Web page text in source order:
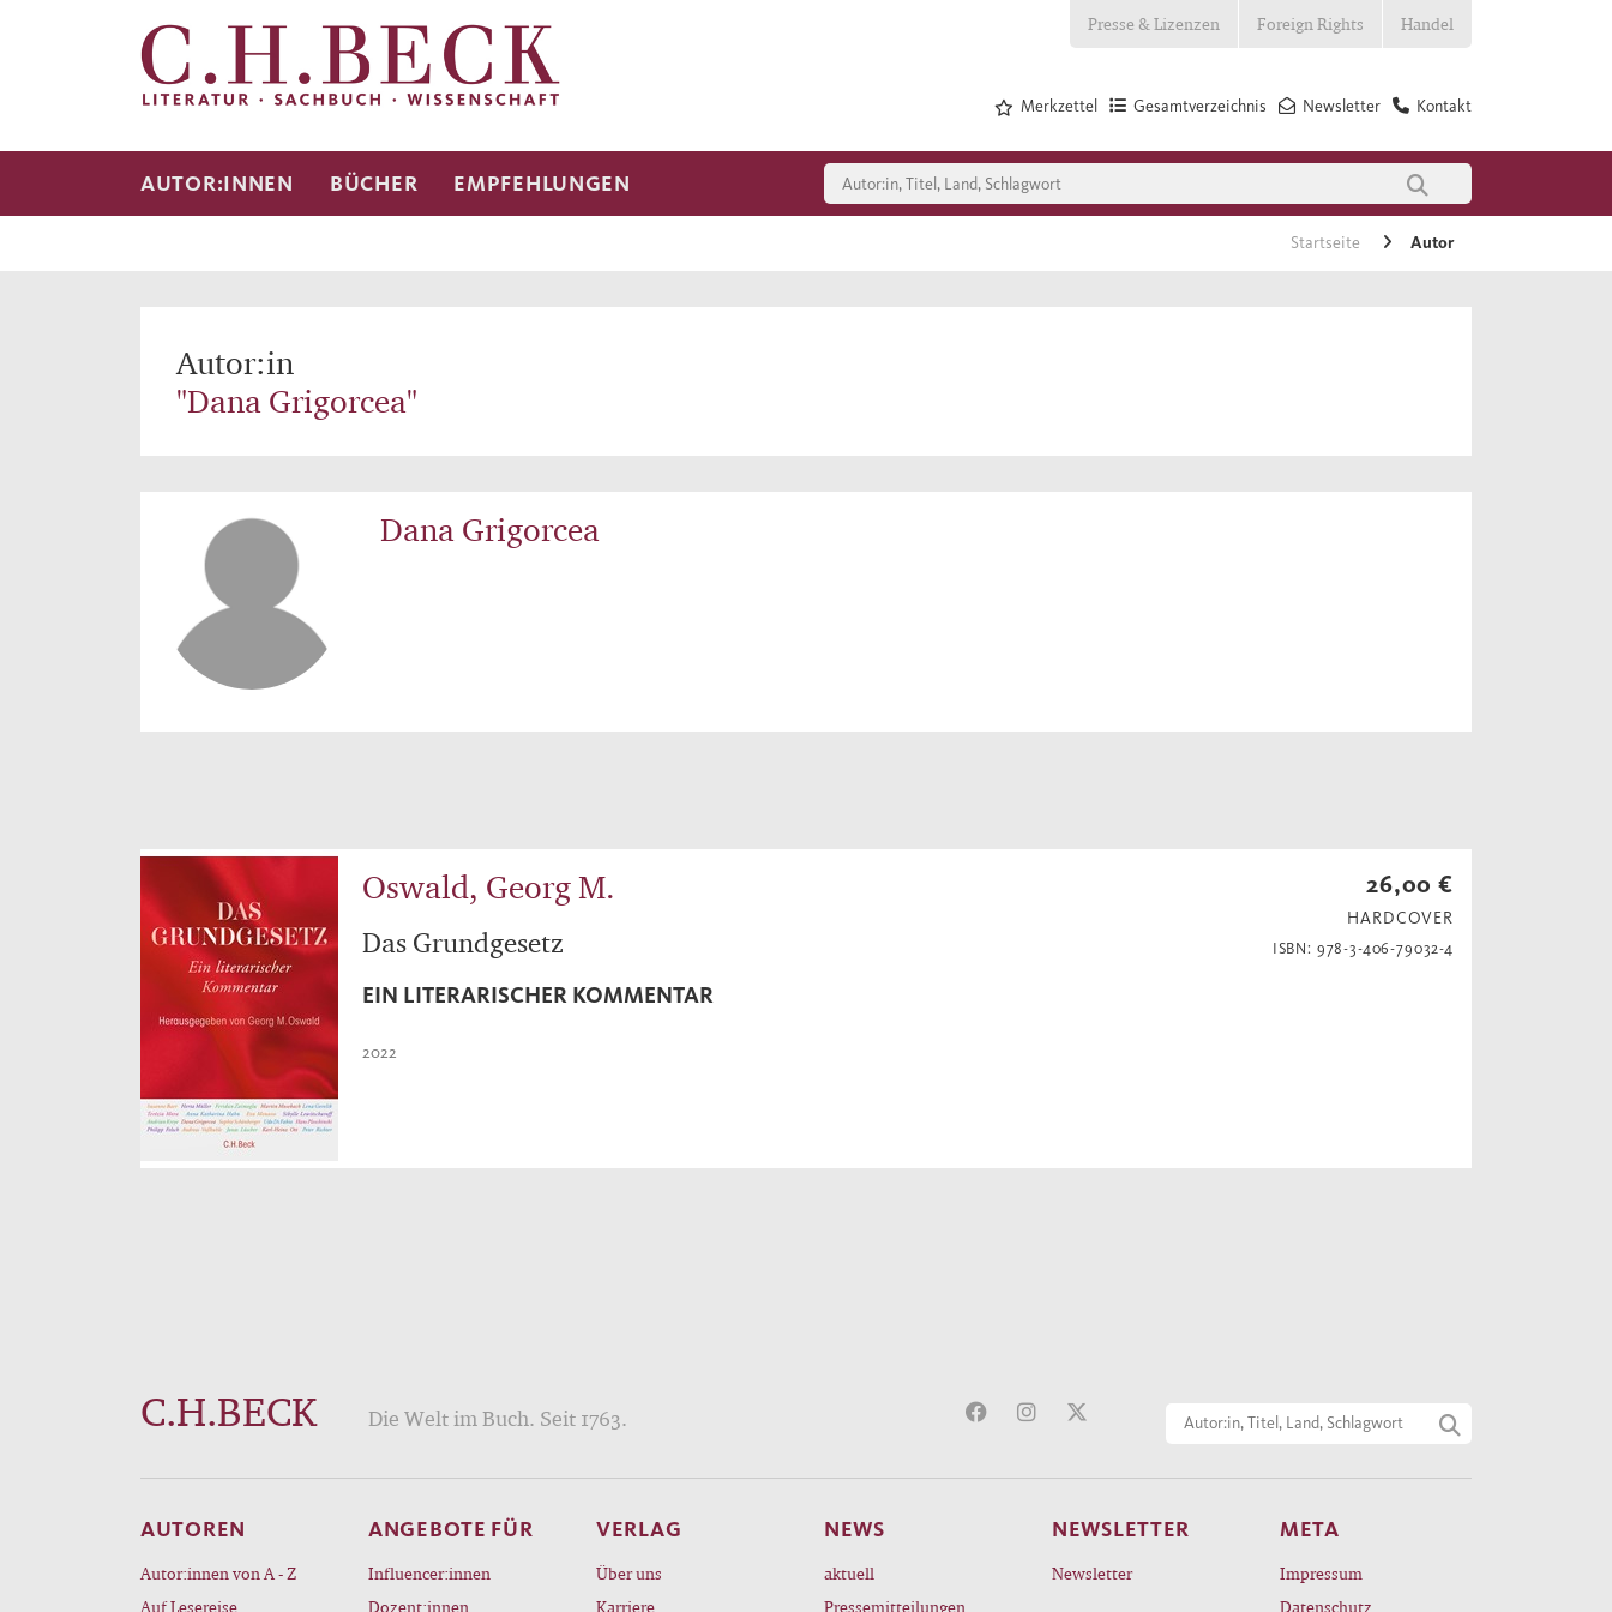
Presse & Lizenzen Foreign Rights Handel
Kontakt
Newsletter
Gesamtverzeichnis
Merkzettel
AUTOR:INNEN BÜCHER EMPFEHLUNGEN
Startseite Autor
Autor:in
"Dana Grigorcea"
Dana Grigorcea
Oswald, Georg M.
Das Grundgesetz
EIN LITERARISCHER KOMMENTAR
2022
26,00 €
HARDCOVER
ISBN: 978-3-406-79032-4
C.H.BECK Die Welt im Buch. Seit 1763.
AUTOREN
Autor:innen von A - Z
Auf Lesereise
ANGEBOTE FÜR
Influencer:innen
Dozent:innen
VERLAG
Über uns
Karriere
NEWS
aktuell
Pressemitteilungen
NEWSLETTER
Newsletter
META
Impressum
Datenschutz